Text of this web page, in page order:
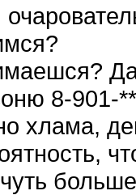
8-901-
хлама,